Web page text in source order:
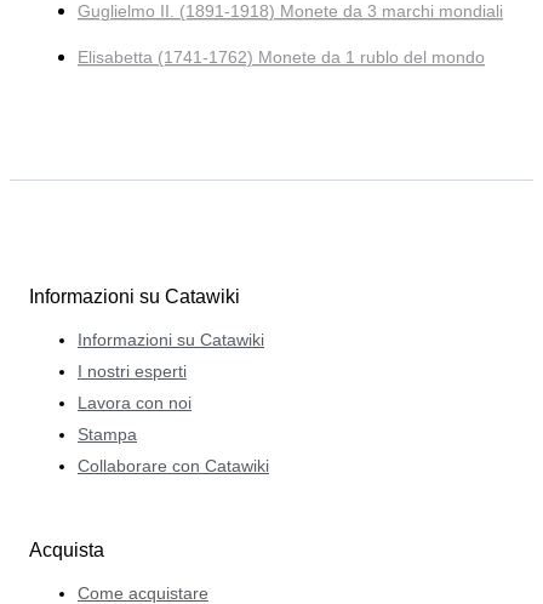
Guglielmo II. (1891-1918) Monete da 3 marchi mondiali
Elisabetta (1741-1762) Monete da 1 rublo del mondo
Informazioni su Catawiki
Informazioni su Catawiki
I nostri esperti
Lavora con noi
Stampa
Collaborare con Catawiki
Acquista
Come acquistare